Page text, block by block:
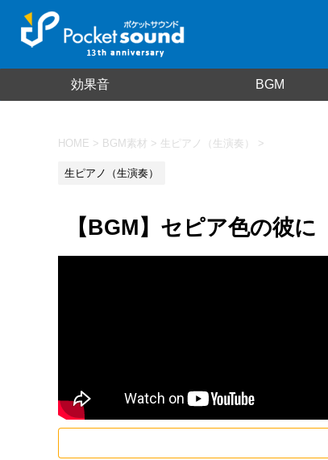
効果音 BGM
HOME > BGM素材 > 生ピアノ（生演奏） >
生ピアノ（生演奏）
【BGM】セピア色の彼に